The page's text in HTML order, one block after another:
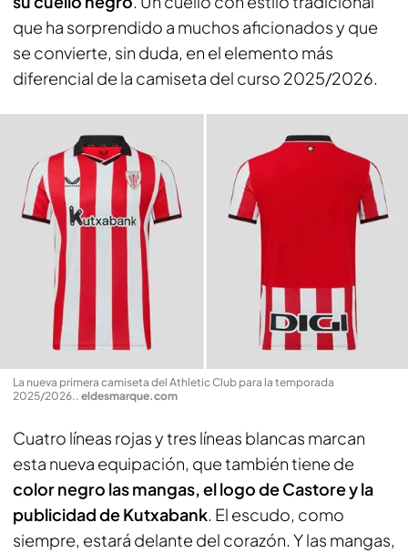
que ha sorprendido a muchos aficionados y que
se convierte, sin duda, en el elemento más
diferencial de la camiseta del curso 2025/2026.
La nueva primera camiseta del Athletic Club para la temporada
2025/2026.. eldesmarque.com
Cuatro líneas rojas y tres líneas blancas marcan
esta nueva equipación, que también tiene de
color negro las mangas, el logo de Castore y la
publicidad de Kutxabank . El escudo, como
siempre, estará delante del corazón. Y las mangas,